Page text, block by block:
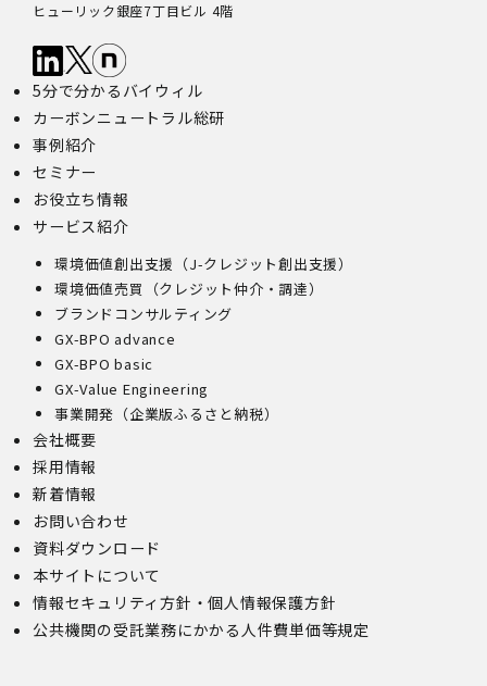
ヒューリック銀座7丁目ビル 4階
5分で分かるバイウィル
カーボンニュートラル総研
事例紹介
セミナー
お役立ち情報
サービス紹介
環境価値創出支援（J-クレジット創出支援）
環境価値売買（クレジット仲介・調達）
ブランドコンサルティング
GX-BPO advance
GX-BPO basic
GX-Value Engineering
事業開発（企業版ふるさと納税）
会社概要
採用情報
新着情報
お問い合わせ
資料ダウンロード
本サイトについて
情報セキュリティ方針・個人情報保護方針
公共機関の受託業務にかかる人件費単価等規定